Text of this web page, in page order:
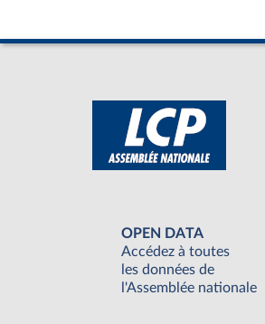
OPEN DATA
Accédez à toutes
les données de
l'Assemblée nationale